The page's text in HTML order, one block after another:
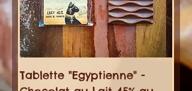
Tablette "Egyptienne" -